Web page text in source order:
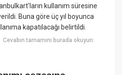
kullanım süresine
Buna göre üç yıl boyunca
kapatılacağı belirtildi.
Cevabın tamamını burada okuyun: